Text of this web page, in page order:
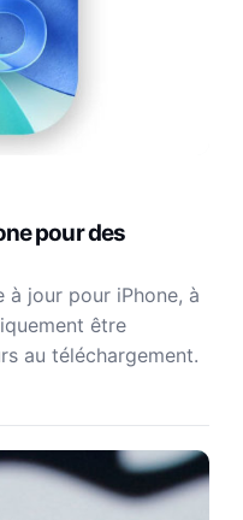
pour des
à jour pour iPhone, à
être
au téléchargement.